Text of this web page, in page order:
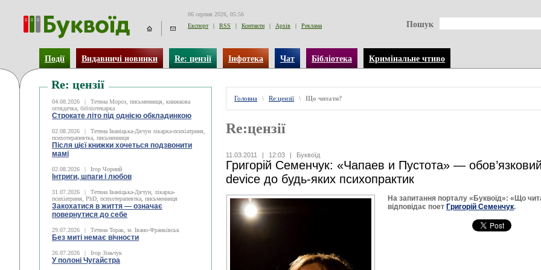
06 серпня 2026, 05:56
Експорт
| RSS | Контакти | Архів | Реклама Пошук
Події Видавничі новинки Re: цензії Інфотека Чат Бібліотека Кримінальне чтиво
Re: цензії
04.08.2026 |
Тетяна Мороз, письменниця, книжкова
оглядачка, бібліотекарка
Строкате літо під однією обкладинкою
02.08.2026 |
Тетяна Іваніцька-Дячун лікарка-психіатриня,
психотерапевтка, письменниця
Після цієї книжки хочеться подзвонити
мамі
02.08.2026 | Ігор Чорний
Інтриги, шпаги і любов
31.07.2026 |
Тетяна Іваніцька-Дячун, лікарка-
психіатриня, PhD, психотерапевтка, письменниця
Закохатися в життя — означає
повернутися до себе
29.07.2026 | Тетяна Торак, м. Івано-Франківськ
Без миті немає вічности
26.07.2026 | Ігор Зіньчук
У полоні Чугайстра
Головна \ Re:цензії \ Що читати?
Re:цензії
11.03.2011 | 12:03 | Буквоїд
Григорій Семенчук: «Чапаев и Пустота» — обов’язковий
device до будь-яких психопрактик
На запитання порталу «Буквоїд»: «Що
відповідає поет Григорій Семенчук.